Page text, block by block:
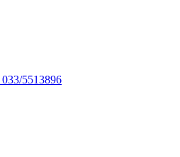
033/5513896